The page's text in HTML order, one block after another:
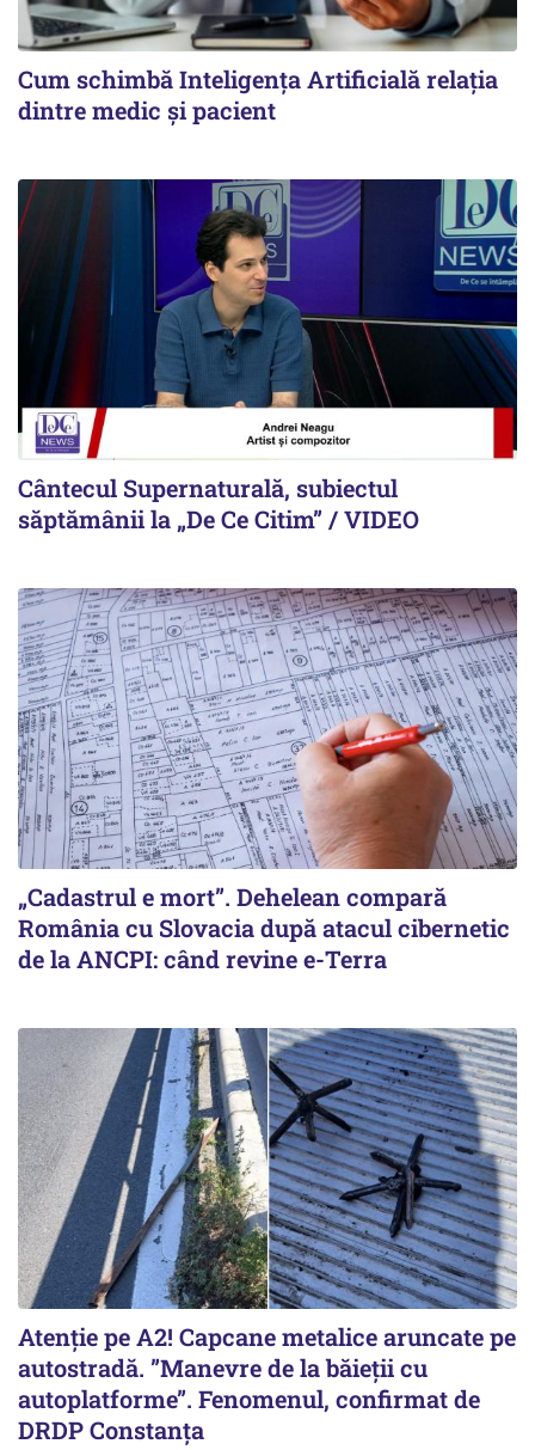
Cum schimbă Inteligența Artificială relația
dintre medic și pacient
Cântecul Supernaturală, subiectul
săptămânii la „De Ce Citim” / VIDEO
„Cadastrul e mort”. Dehelean compară
România cu Slovacia după atacul cibernetic
de la ANCPI: când revine e-Terra
Atenție pe A2! Capcane metalice aruncate pe
autostradă. ”Manevre de la băieții cu
autoplatforme”. Fenomenul, confirmat de
DRDP Constanța